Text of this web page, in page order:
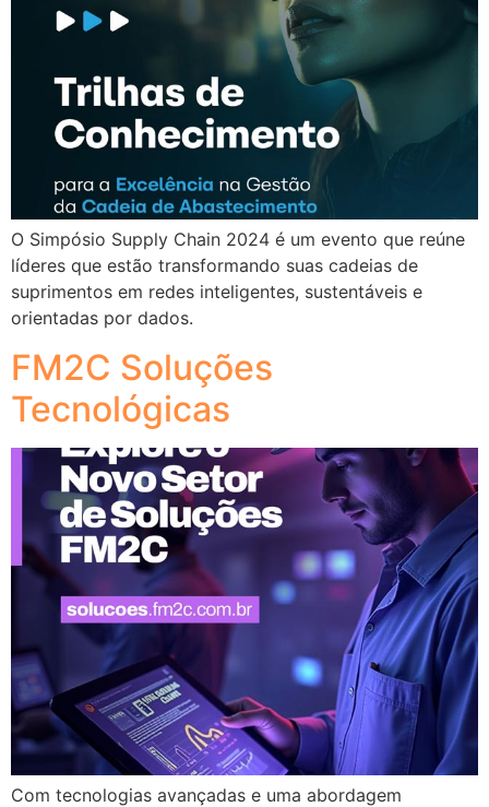
O Simpósio Supply Chain 2024 é um evento que reúne
líderes que estão transformando suas cadeias de
suprimentos em redes inteligentes, sustentáveis e
orientadas por dados.
FM2C Soluções
Tecnológicas
Com tecnologias avançadas e uma abordagem